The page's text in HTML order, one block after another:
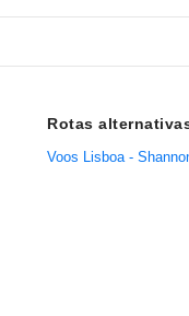
Rotas
Voos Lisboa -